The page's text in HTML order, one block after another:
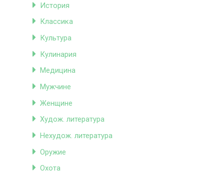
История
Классика
Культура
Кулинария
Медицина
Мужчине
Женщине
Худож. литература
Нехудож. литература
Оружие
Охота